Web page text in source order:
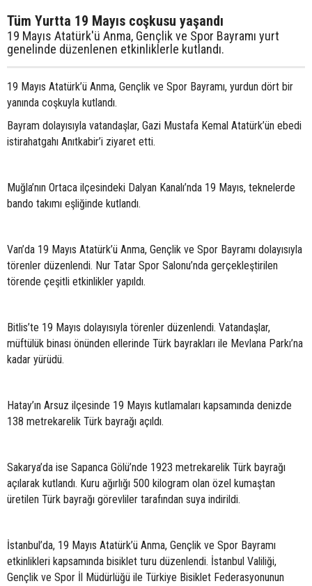
Tüm Yurtta 19 Mayıs coşkusu yaşandı
19 Mayıs Atatürk'ü Anma, Gençlik ve Spor Bayramı yurt
genelinde düzenlenen etkinliklerle kutlandı.
19 Mayıs Atatürk’ü Anma, Gençlik ve Spor Bayramı, yurdun dört bir
yanında coşkuyla kutlandı.
Bayram dolayısıyla vatandaşlar, Gazi Mustafa Kemal Atatürk’ün ebedi
istirahatgahı Anıtkabir’i ziyaret etti.
Muğla’nın Ortaca ilçesindeki Dalyan Kanalı’nda 19 Mayıs, teknelerde
bando takımı eşliğinde kutlandı.
Van’da 19 Mayıs Atatürk’ü Anma, Gençlik ve Spor Bayramı dolayısıyla
törenler düzenlendi. Nur Tatar Spor Salonu’nda gerçekleştirilen
törende çeşitli etkinlikler yapıldı.
Bitlis’te 19 Mayıs dolayısıyla törenler düzenlendi. Vatandaşlar,
müftülük binası önünden ellerinde Türk bayrakları ile Mevlana Parkı’na
kadar yürüdü.
Hatay’ın Arsuz ilçesinde 19 Mayıs kutlamaları kapsamında denizde
138 metrekarelik Türk bayrağı açıldı.
Sakarya’da ise Sapanca Gölü’nde 1923 metrekarelik Türk bayrağı
açılarak kutlandı. Kuru ağırlığı 500 kilogram olan özel kumaştan
üretilen Türk bayrağı görevliler tarafından suya indirildi.
İstanbul’da, 19 Mayıs Atatürk’ü Anma, Gençlik ve Spor Bayramı
etkinlikleri kapsamında bisiklet turu düzenlendi. İstanbul Valiliği,
Gençlik ve Spor İl Müdürlüğü ile Türkiye Bisiklet Federasyonunun